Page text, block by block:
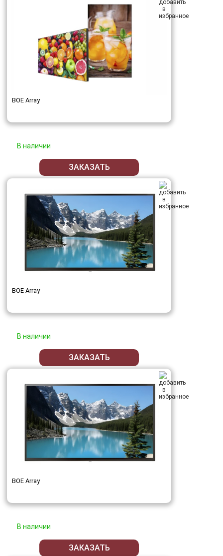
BOE Array
В наличии
ЗАКАЗАТЬ
BOE Array
В наличии
ЗАКАЗАТЬ
BOE Array
В наличии
ЗАКАЗАТЬ